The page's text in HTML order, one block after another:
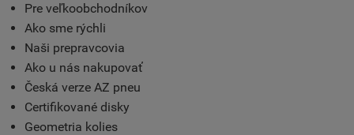
Pre veľkoobchodníkov
Ako sme rýchli
Naši prepravcovia
Ako u nás nakupovať
Česká verze AZ pneu
Certifikované disky
Geometria kolies